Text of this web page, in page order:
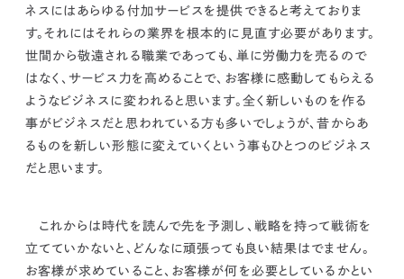
ネスにはあらゆる付加サービスを提供できると考えておりま
す。それにはそれらの業界を根本的に見直す必要があります。
世間から敬遠される職業であっても、単に労働力を売るので
はなく、サービス力を高めることで、お客様に感動してもらえる
ようなビジネスに変われると思います。 全く新しいものを作る
事がビジネスだと思われている方も多いでしょうが、昔からあ
るものを新しい形態に変えていくという事もひとつのビジネス
だと思います。
これからは時代を読んで先を予測し、戦略を持って戦術を
立てていかないと、どんなに頑張っても良い結果はでません。
お客様が求めていること、お客様が何を必要としているかとい